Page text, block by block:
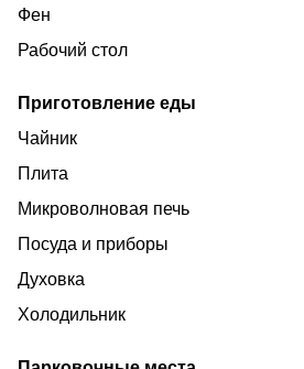
Фен
Рабочий стол
Приготовление еды
Чайник
Плита
Микроволновая печь
Посуда и приборы
Духовка
Холодильник